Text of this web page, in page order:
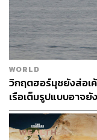
WORLD
วิกฤตฮอร์มุซยังส่อเค้
เรือเต็มรูปแบบอาจยั